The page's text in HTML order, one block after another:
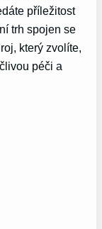
příležitost
trh spojen se
který zvolíte,
péči a